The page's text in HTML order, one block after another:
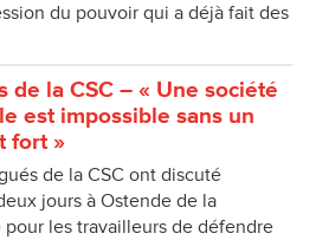
du pouvoir qui a déjà fait des
de la CSC – « Une société
est impossible sans un
fort »
de la CSC ont discuté
jours à Ostende de la
pour les travailleurs de défendre